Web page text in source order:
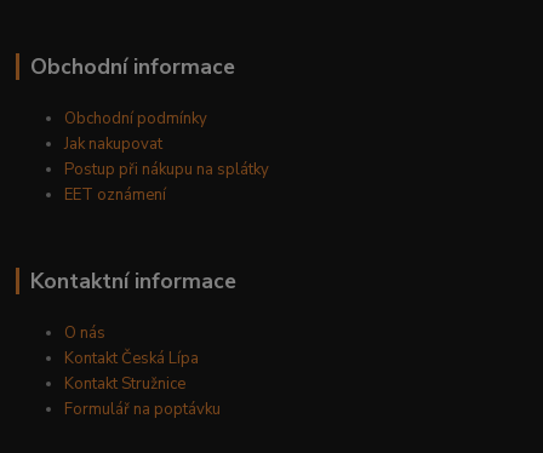
Obchodní informace
Obchodní podmínky
Jak nakupovat
Postup při nákupu na splátky
EET oznámení
Kontaktní informace
O nás
Kontakt Česká Lípa
Kontakt Stružnice
Formulář na poptávku